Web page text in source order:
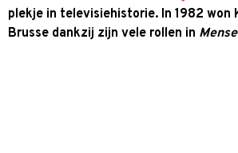
plekje in televisiehistorie. In 1982 won
Brusse dankzij zijn vele rollen in